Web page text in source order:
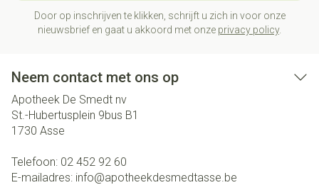
Door op inschrijven te klikken, schrijft u zich in voor onze
nieuwsbrief en gaat u akkoord met onze privacy policy.
Neem contact met ons op
Apotheek De Smedt nv
St.-Hubertusplein 9bus B1
1730 Asse
Telefoon: 02 452 92 60
E-mailadres: info@apotheekdesmedtasse.be